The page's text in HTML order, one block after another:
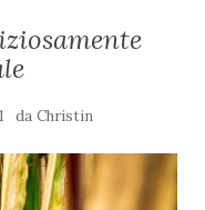
da Christin